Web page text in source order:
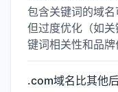
包含关键词的域名
但过度优化（如
键词相关性和品牌
.com域名比其他